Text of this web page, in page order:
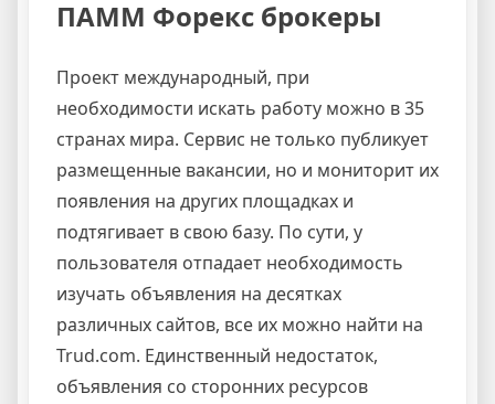
ПАММ Форекс брокеры
Проект международный, при
необходимости искать работу можно в 35
странах мира. Сервис не только публикует
размещенные вакансии, но и мониторит их
появления на других площадках и
подтягивает в свою базу. По сути, у
пользователя отпадает необходимость
изучать объявления на десятках
различных сайтов, все их можно найти на
Trud.com. Единственный недостаток,
объявления со сторонних ресурсов